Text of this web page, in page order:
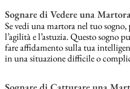
Sognare di Vedere una
Se vedi una martora nel tuo
l’agilità e l’astuzia. Questo sogno
fare affidamento sulla tua
in una situazione difficile o